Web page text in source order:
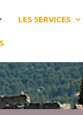
LES SERVICES